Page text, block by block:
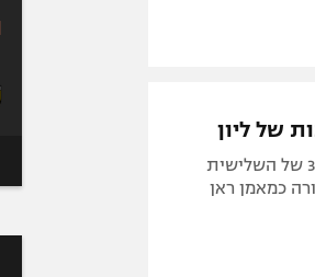
הרצף הטוב בחמש הליגות הבכירות הגיע לסיומו בהפסד 3:1 של השלישית